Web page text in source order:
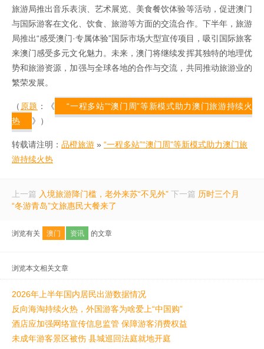
旅游局推出音乐表演、艺术展览、美食餐饮体验等活动，促进澳门
与国际游客在文化、饮食、旅游等方面的交流合作。下半年，旅游
局推出“感受澳门·专属体验”国际市场大型宣传项目，吸引国际旅客
来澳门感受多元文化魅力。未来，澳门将继续发挥其独特的地理优
势和旅游资源，加强与全球各地的合作与交流，共同推动旅游业的
繁荣发展。
（ 原题 ：《
“一程多站”“澳门周”等新模式助力澳门旅游持续火
热
》）
转载请注明： 品橙旅游 » “一程多站”“澳门周”等新模式助力澳门旅
游持续火热
上一篇 入境旅游降门槛，老外来苏“不见外” 下一篇 历时三个月
“冬游青岛”文旅惠民大餐来了
浏览有关 澳门 资讯 的文章
浏览本文相关文章
2026年上半年国内居民出游数据情况
反向海淘持续火热，外国游客为啥爱上“中国购”
酒店应加强网络宣传信息监管 保障游客消费权益
未成年游客景区被伤 县城巡回法庭就地开庭